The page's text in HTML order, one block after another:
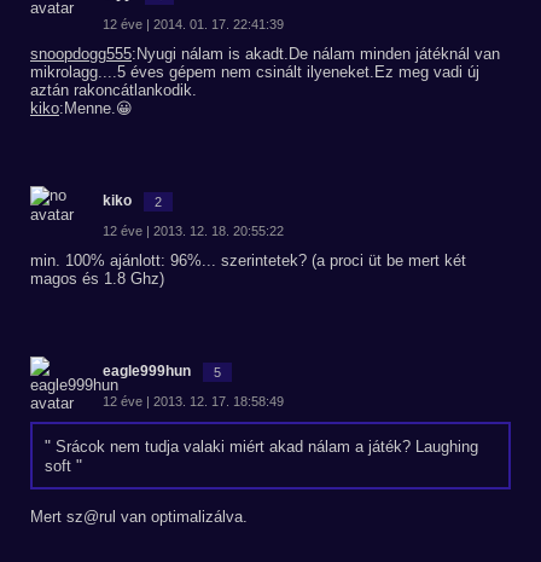
12 éve | 2014. 01. 17. 22:41:39
snoopdogg555:Nyugi nálam is akadt.De nálam minden játéknál van
mikrolagg....5 éves gépem nem csinált ilyeneket.Ez meg vadi új
aztán rakoncátlankodik.
kiko:Menne.😀
kiko 2
12 éve | 2013. 12. 18. 20:55:22
min. 100% ajánlott: 96%... szerintetek? (a proci üt be mert két
magos és 1.8 Ghz)
eagle999hun 5
12 éve | 2013. 12. 17. 18:58:49
Srácok nem tudja valaki miért akad nálam a játék? Laughing
soft
Mert sz@rul van optimalizálva.